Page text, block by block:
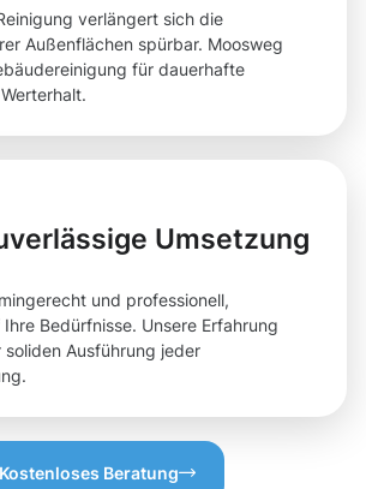
verlängert sich die
Außenflächen spürbar. Moosweg
für dauerhafte
Umsetzung
und professionell,
Bedürfnisse. Unsere Erfahrung
Ausführung jeder
Kostenloses Beratung